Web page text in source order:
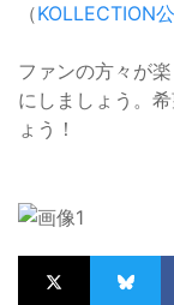
（KOLLECTION
ファンの方々が
にしましょう。
ょう！